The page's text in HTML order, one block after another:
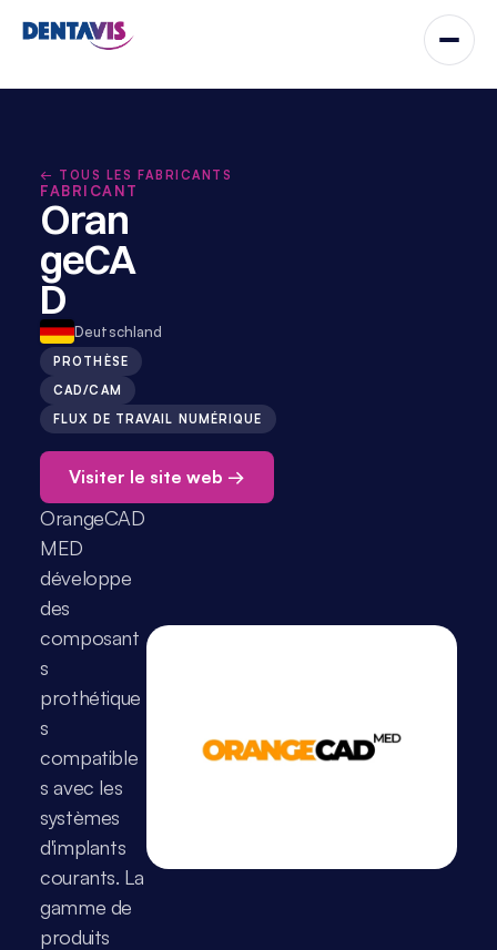
← TOUS LES FABRICANTS
FABRICANT
Oran
geCA
D
Deutschland
PROTHÈSE
CAD/CAM
FLUX DE TRAVAIL NUMÉRIQUE
Visiter le site web →
OrangeCAD
MED
développe
des
composant
s
prothétique
s
compatible
s avec les
systèmes
d'implants
courants. La
gamme de
produits